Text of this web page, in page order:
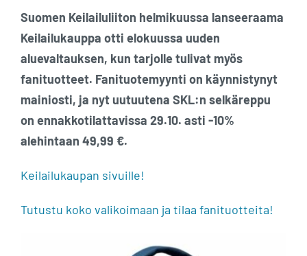
Suomen Keilailuliiton helmikuussa lanseeraama
Keilailukauppa otti elokuussa uuden
aluevaltauksen, kun tarjolle tulivat myös
fanituotteet. Fanituotemyynti on käynnistynyt
mainiosti, ja nyt uutuutena SKL:n selkäreppu
on ennakkotilattavissa 29.10. asti -10%
alehintaan 49,99 €.
Keilailukaupan sivuille!
Tutustu koko valikoimaan ja tilaa fanituotteita!